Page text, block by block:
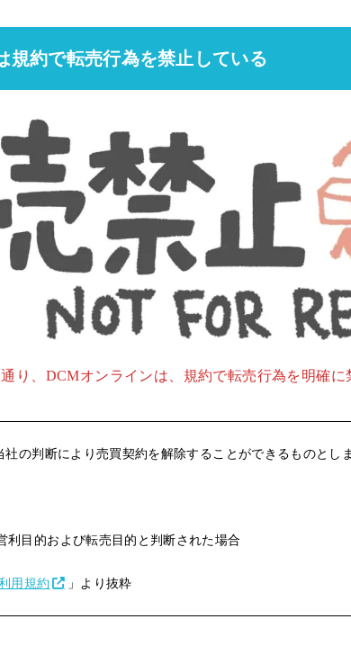
規約で転売行為を禁止している
り、DCMオンラインは、規約で転売行為を明確に
の判断により売買契約を解除することができるものとしま
利目的および転売目的と判断された場合
用規約 」より抜粋